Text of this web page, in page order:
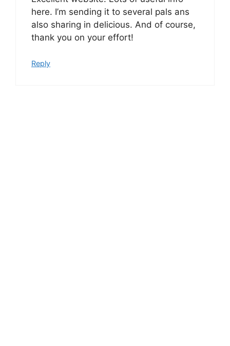
here. I’m sending it to several pals ans
also sharing in delicious. And of course,
thank you on your effort!
Reply